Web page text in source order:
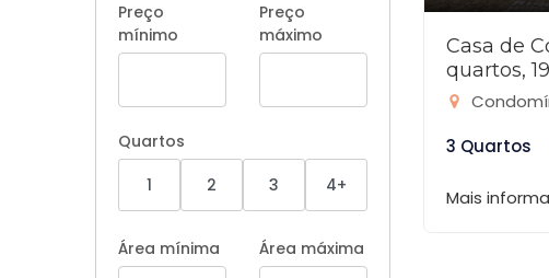
Preço
mínimo
Preço
máximo
Quartos
1
2 3 4+
Área mínima Área máxima
Casa de
quartos,
3 Quartos
Mais